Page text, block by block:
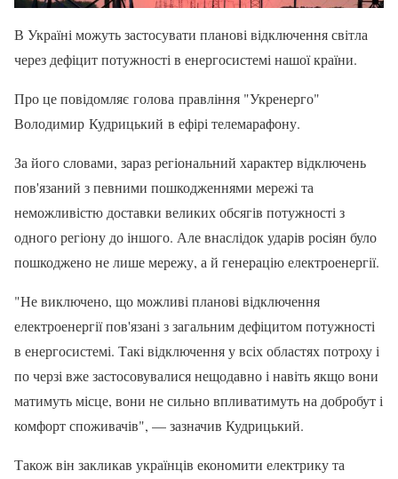
В Україні можуть застосувати планові відключення світла
через дефіцит потужності в енергосистемі нашої країни.
Про це повідомляє голова правління "Укренерго"
Володимир Кудрицький в ефірі телемарафону.
За його словами, зараз регіональний характер відключень
пов'язаний з певними пошкодженнями мережі та
неможливістю доставки великих обсягів потужності з
одного регіону до іншого. Але внаслідок ударів росіян було
пошкоджено не лише мережу, а й генерацію електроенергії.
"Не виключено, що можливі планові відключення
електроенергії пов'язані з загальним дефіцитом потужності
в енергосистемі. Такі відключення у всіх областях потроху і
по черзі вже застосовувалися нещодавно і навіть якщо вони
матимуть місце, вони не сильно впливатимуть на добробут і
комфорт споживачів", — зазначив Кудрицький.
Також він закликав українців економити електрику та